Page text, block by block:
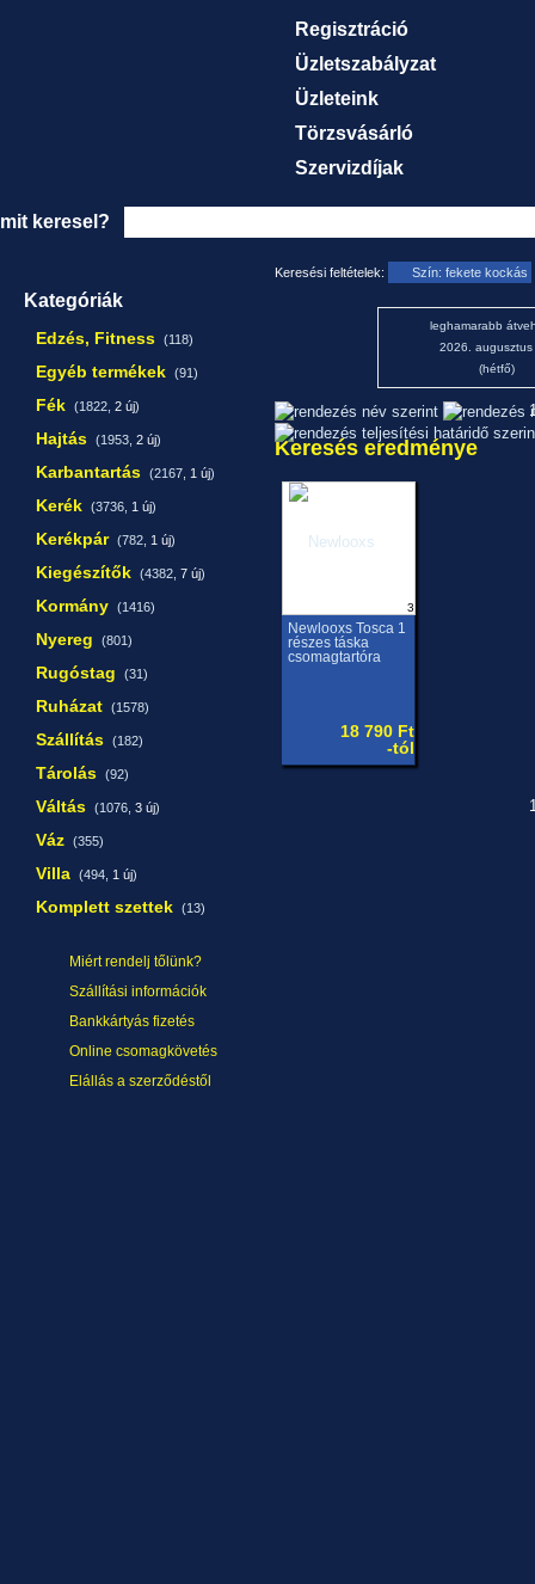
Regisztráció
Üzletszabályzat
Üzleteink
Törzsvásárló
Szervizdíjak
mit keresel?
Kategóriák
Edzés, Fitness (118)
Egyéb termékek (91)
Fék (1822, 2 új)
Hajtás (1953, 2 új)
Karbantartás (2167, 1 új)
Kerék (3736, 1 új)
Kerékpár (782, 1 új)
Kiegészítők (4382, 7 új)
Kormány (1416)
Nyereg (801)
Rugóstag (31)
Ruházat (1578)
Szállítás (182)
Tárolás (92)
Váltás (1076, 3 új)
Váz (355)
Villa (494, 1 új)
Komplett szettek (13)
Miért rendelj tőlünk?
Szállítási információk
Bankkártyás fizetés
Online csomagkövetés
Elállás a szerződéstől
Keresési feltételek: Szín: fekete kockás
leghamarabb
2026. augusztus
(hétfő)
Keresés eredménye
3
Newlooxs Tosca 1
részes táska
csomagtartóra
18 790 Ft
-tól